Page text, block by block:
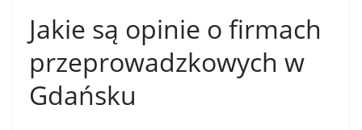
Jakie są opinie o firmach
przeprowadzkowych w
Gdańsku